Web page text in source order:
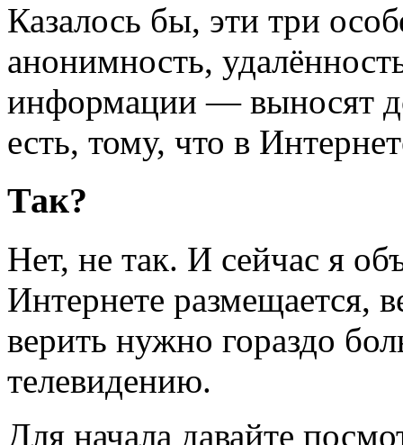
Казалось бы, эти три
анонимность,
информации — выносят
есть, тому, что в
Так?
Нет, не так. И сейчас я
Интернете размещается,
верить нужно гораздо
телевидению.
Для начала давайте